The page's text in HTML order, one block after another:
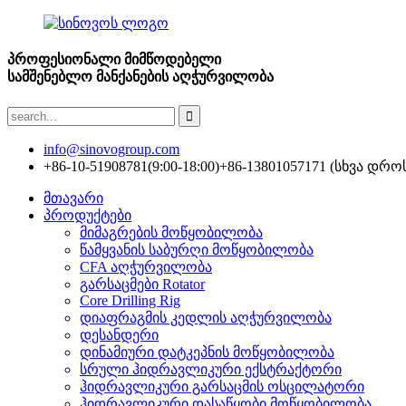
პროფესიონალი მიმწოდებელი
სამშენებლო მანქანების აღჭურვილობა
info@sinovogroup.com
+86-10-51908781(9:00-18:00)+86-13801057171 (სხვა
მთავარი
პროდუქტები
მიმაგრების მოწყობილობა
წამყვანის საბურღი მოწყობილობა
CFA აღჭურვილობა
გარსაცმები Rotator
Core Drilling Rig
დიაფრაგმის კედლის აღჭურვილობა
დესანდერი
დინამიური დატკეპნის მოწყობილობა
სრული ჰიდრავლიკური ექსტრაქტორი
ჰიდრავლიკური გარსაცმის ოსცილატორი